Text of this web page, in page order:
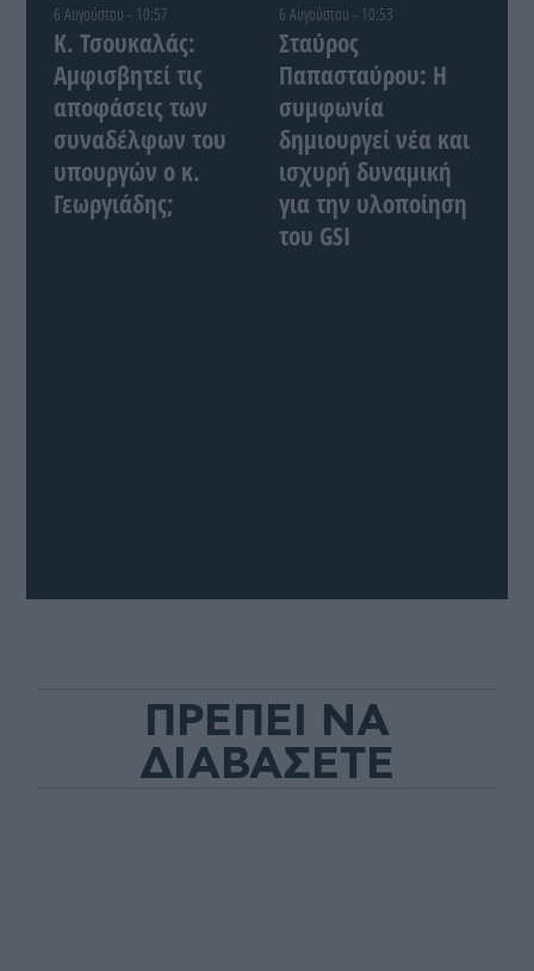
6 Αυγούστου - 10:57
Κ. Τσουκαλάς:
Αμφισβητεί τις
αποφάσεις των
συναδέλφων του
υπουργών ο κ.
Γεωργιάδης;
6 Αυγούστου - 10:53
Σταύρος
Παπασταύρου: Η
συμφωνία
δημιουργεί νέα και
ισχυρή δυναμική
για την υλοποίηση
του GSI
ΠΡΕΠΕΙ ΝΑ
ΔΙΑΒΑΣΕΤΕ